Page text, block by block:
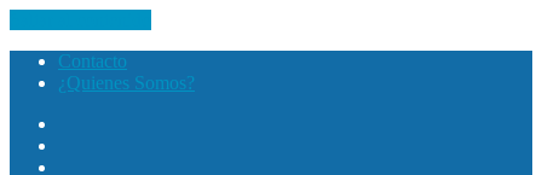
Contacto
¿Quienes Somos?